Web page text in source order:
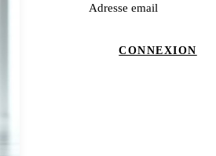
Adresse email
CONNEXION